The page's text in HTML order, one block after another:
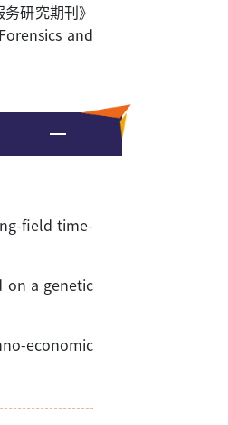
研究期刊》
and
field time-
on a genetic
economic